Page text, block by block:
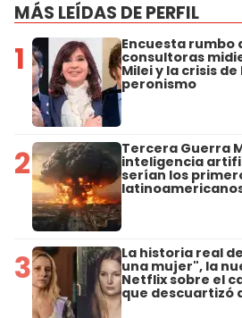
MÁS LEÍDAS DE PERFIL
1 Encuesta rumbo
consultoras
Milei y la crisis
peronismo
2 Tercera Guerra
inteligencia
serían los
3 La historia real
una mujer", la
Netflix sobre el
que descuartizó